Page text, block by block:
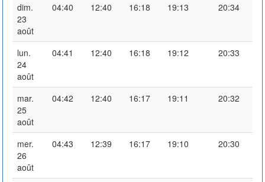
dim.
23
août
04:40 12:40 16:18 19:13 20:34
lun.
24
août
04:41 12:40 16:18 19:12 20:33
mar.
25
août
04:42 12:40 16:17 19:11 20:32
mer.
26
août
04:43 12:39 16:17 19:10 20:30